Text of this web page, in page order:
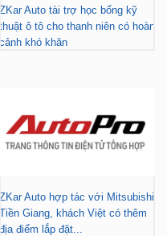
ZKar Auto tài trợ học bổng kỹ
thuật ô tô cho thanh niên có hoàn
cảnh khó khăn
ZKar Auto hợp tác với Mitsubishi
Tiền Giang, khách Việt có thêm
địa điểm lắp đặt...